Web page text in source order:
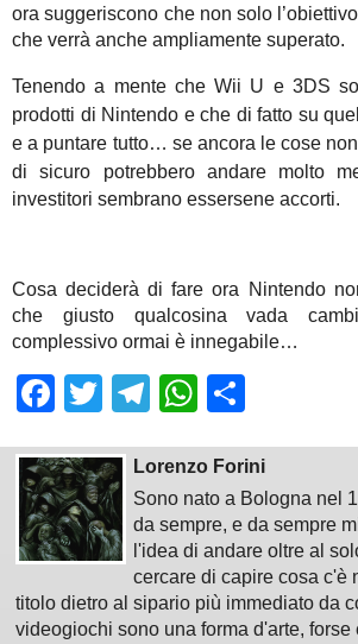
ora suggeriscono che non solo
che verrà anche ampliamente superato.
Tenendo a mente che Wii U e 3DS
prodotti di Nintendo e che di fatto su
e a puntare tutto… se ancora le cose
di sicuro potrebbero andare molto
investitori sembrano essersene accorti.
Cosa deciderà di fare ora Nintendo
che giusto qualcosina vada
complessivo ormai è innegabile…
Facebook
TwitterTelegram
WhatsApp
Lorenzo Forini
Sono nato a Bologna nel
da sempre, e da sempre
l'idea di andare oltre al
cercare di capire cosa c'è
titolo dietro al sipario più immediato da
videogiochi sono una forma d'arte,